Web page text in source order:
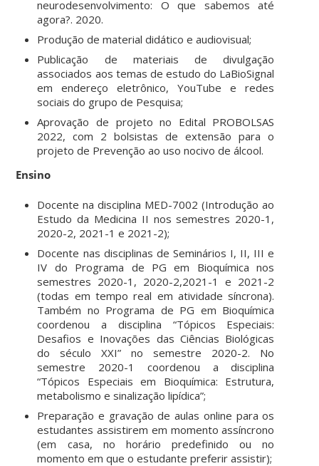
neurodesenvolvimento: O que sabemos até
agora?. 2020.
Produção de material didático e audiovisual;
Publicação de materiais de divulgação
associados aos temas de estudo do LaBioSignal
em endereço eletrônico, YouTube e redes
sociais do grupo de Pesquisa;
Aprovação de projeto no Edital PROBOLSAS
2022, com 2 bolsistas de extensão para o
projeto de Prevenção ao uso nocivo de álcool.
Ensino
Docente na disciplina MED-7002 (Introdução ao
Estudo da Medicina II nos semestres 2020-1,
2020-2, 2021-1 e 2021-2);
Docente nas disciplinas de Seminários I, II, III e
IV do Programa de PG em Bioquímica nos
semestres 2020-1, 2020-2,2021-1 e 2021-2
(todas em tempo real em atividade síncrona).
Também no Programa de PG em Bioquímica
coordenou a disciplina “Tópicos Especiais:
Desafios e Inovações das Ciências Biológicas
do século XXI” no semestre 2020-2. No
semestre 2020-1 coordenou a disciplina
“Tópicos Especiais em Bioquímica: Estrutura,
metabolismo e sinalização lipídica”;
Preparação e gravação de aulas online para os
estudantes assistirem em momento assíncrono
(em casa, no horário predefinido ou no
momento em que o estudante preferir assistir);